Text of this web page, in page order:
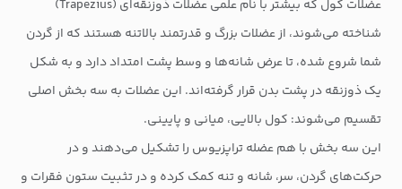
عضلات کول که بیشتر با نام علمی عضلات ذوزنقه‌ای (Trapezius)
شناخته می‌شوند، از عضلات بزرگ و قدرتمند بالاتنه هستند که از گردن
شما شروع شده، تا عرض شانه‌ها و وسط پشت امتداد دارد و به شکل
یک ذوزنقه در پشت بدن قرار گرفته‌اند. این عضلات به سه بخش اصلی
تقسیم می‌شوند: کول بالایی، میانی و پایینی.
این سه بخش با هم عضله تراپزیوس را تشکیل می‌دهند و در
حرکت‌های گردن، سر، شانه و تنه کمک کرده و در تثبیت ستون فقرات و